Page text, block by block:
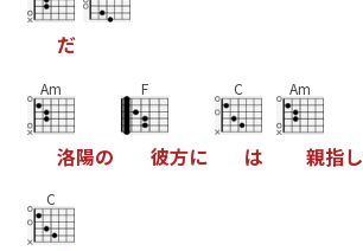
だ
Am
洛陽の
F
彼方に
C
は
Am
親指し
C